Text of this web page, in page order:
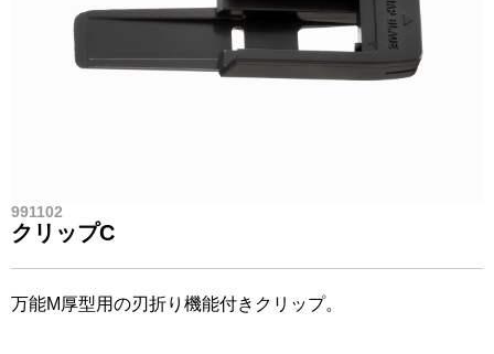
991102
クリップC
万能M厚型用の刃折り機能付きクリップ。